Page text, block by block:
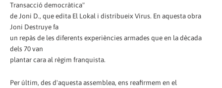
Transacció democràtica"
de Joni D., que edita El Lokal i distribueix Virus. En aquesta obra
Joni Destruye fa
un repàs de les diferents experiències armades que en la dècada
dels 70 van
plantar cara al règim franquista.
Per últim, des d'aquesta assemblea, ens reafirmem en el